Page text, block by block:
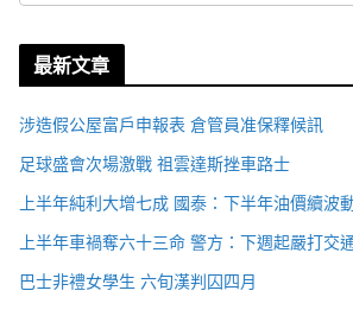
最新文章
涉造假公屋富戶申報表 倉管員准保釋候訊
足球盛會次場激戰 祖雲達斯挫車路士
上半年純利大增七成 國泰：下半年油價續波
上半年車禍奪六十三命 警方：下週起嚴打交
巴士非禮女學生 六旬漢判囚四月